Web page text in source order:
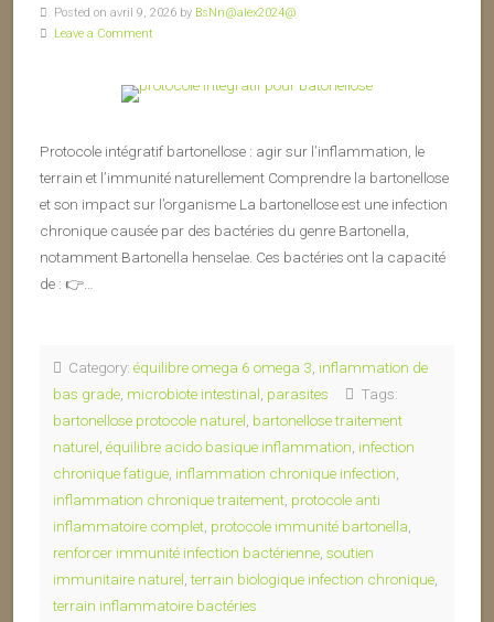
Posted on avril 9, 2026 by BsNn@alex2024@
Leave a Comment
Protocole intégratif bartonellose : agir sur l’inflammation, le
terrain et l’immunité naturellement Comprendre la bartonellose
et son impact sur l’organisme La bartonellose est une infection
chronique causée par des bactéries du genre Bartonella,
notamment Bartonella henselae. Ces bactéries ont la capacité
de : 👉…
Category: équilibre omega 6 omega 3 inflammation de
bas grade microbiote intestinal parasites
Tags:
bartonellose protocole naturel bartonellose traitement
naturel équilibre acido basique inflammation infection
chronique fatigue inflammation chronique infection
inflammation chronique traitement protocole anti
inflammatoire complet protocole immunité bartonella
renforcer immunité infection bactérienne soutien
immunitaire naturel ,terrain biologique infection chronique
terrain inflammatoire bactéries